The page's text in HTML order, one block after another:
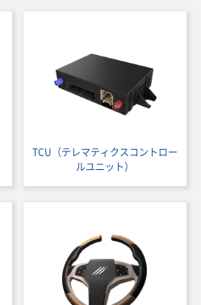
TCU（テレマティクスコントロー
ルユニット）